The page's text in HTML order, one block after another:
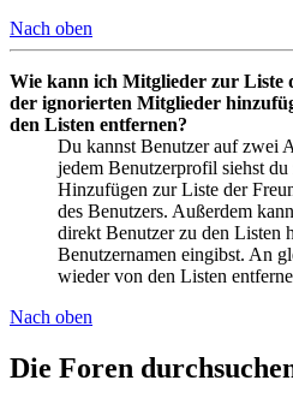
Nach oben
Wie kann ich Mitglieder zur Liste
der ignorierten Mitglieder
den Listen entfernen?
Du kannst Benutzer auf zwei
jedem Benutzerprofil siehst
Hinzufügen zur Liste der
des Benutzers. Außerdem
direkt Benutzer zu den Listen
Benutzernamen eingibst. An
wieder von den Listen
Nach oben
Die Foren